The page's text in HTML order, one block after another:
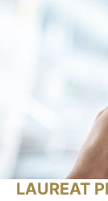
LAUREAT